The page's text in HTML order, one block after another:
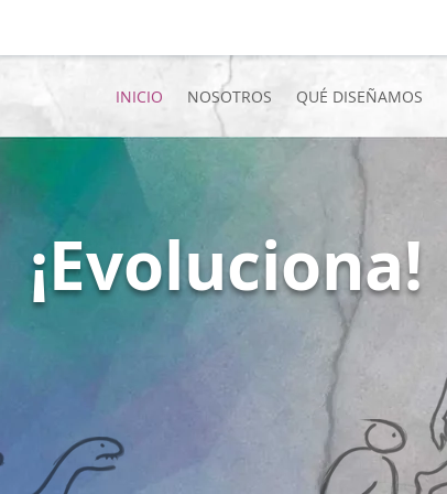
INICIO NOSOTROS QUÉ DISEÑAMOS
¡Evoluciona!